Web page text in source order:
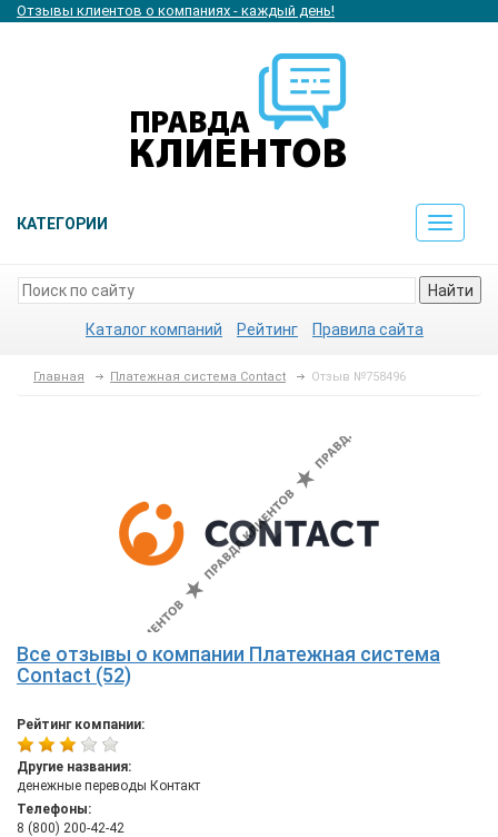
Отзывы клиентов о компаниях - каждый день!
КАТЕГОРИИ
Toggle
Найти
Каталог компаний Рейтинг Правила сайта
Главная Платежная система Contact Отзыв №758496
Все отзывы о компании Платежная система
Contact (52)
Рейтинг компании:
Другие названия:
денежные переводы Контакт
Телефоны:
8 (800) 200-42-42